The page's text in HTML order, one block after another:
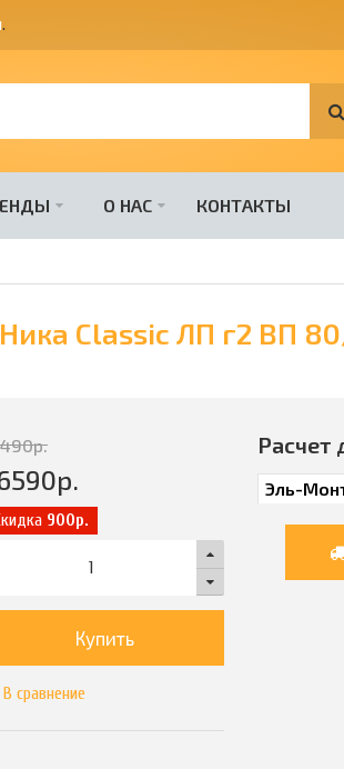
.
О НАС КОНТАКТЫ
Classic ЛП г2 ВП
р.
р.
900р.
Купить
В сравнение
Расчет